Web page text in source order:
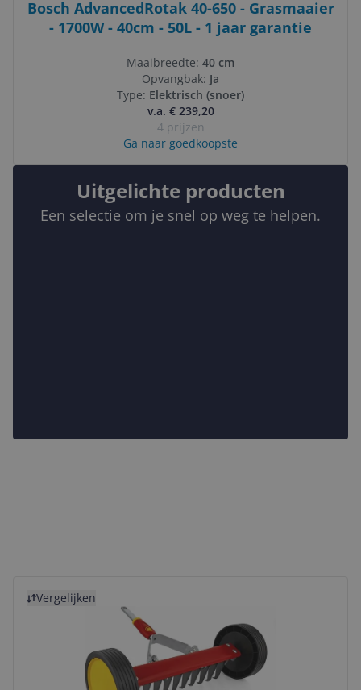
Bosch AdvancedRotak 40-650 - Grasmaaier
- 1700W - 40cm - 50L - 1 jaar garantie
Maaibreedte: 40 cm
Opvangbak: Ja
Type: Elektrisch (snoer)
v.a. € 239,20
4 prijzen
Ga naar goedkoopste
Uitgelichte producten
Een selectie om je snel op weg te helpen.
Vergelijken